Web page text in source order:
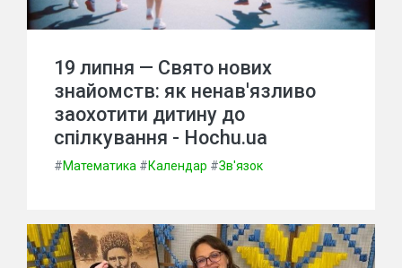
19 липня — Свято нових
знайомств: як ненав'язливо
заохотити дитину до
спілкування - Hochu.ua
#Математика #Календар #Зв'язок